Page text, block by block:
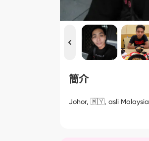
簡介
Johor, 🇲🇾, asli Malaysia